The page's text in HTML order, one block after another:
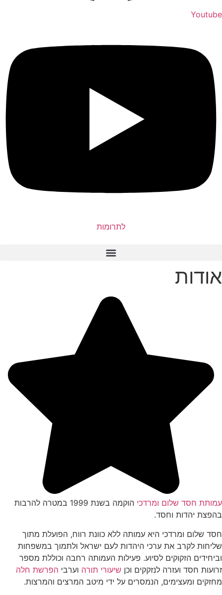
Youtube
לתרומות
אודות
עמותת חסד שלום ומרדכי
הוקמה בשנת 1999 במטרה להרבות
בהפצת יהדות וחסד.
חסד שלום ומרדכי היא עמותה ללא כוונת רווח, הפועלת מתוך
שליחות לקרב את ערכי היהדות לעם ישראל ולתמוך במשפחות
וביחידים הזקוקים לסיוע. פעילות העמותה רחבה וכוללת מספר
זרועות חסד ועזרה לנזקקים וכן שיעורי תורה וערבי הפרשת חלה
מחזקים ומעצימים, הנמסרים על ידי מיטב המרצים והמרצות.